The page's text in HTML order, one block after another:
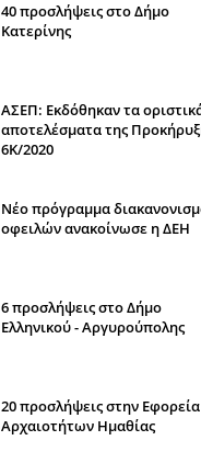
40 προσλήψεις στο Δήμο
Κατερίνης
ΑΣΕΠ: Εκδόθηκαν τα
αποτελέσματα της
6Κ/2020
Νέο πρόγραμμα
οφειλών ανακοίνωσε η ΔΕΗ
6 προσλήψεις στο Δήμο
Ελληνικού - Αργυρούπολης
20 προσλήψεις στην Εφορεία
Αρχαιοτήτων Ημαθίας